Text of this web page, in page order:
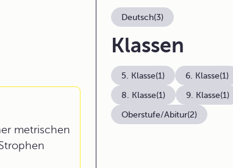
metrischen
Deutsch(3)
Klassen
5. Klasse(1) 6. Klasse(1)
8. Klasse(1) 9. Klasse(1)
Oberstufe/Abitur(2)